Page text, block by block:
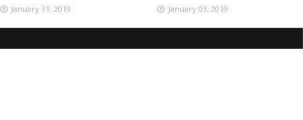
January 31, 2019 January 03, 2019